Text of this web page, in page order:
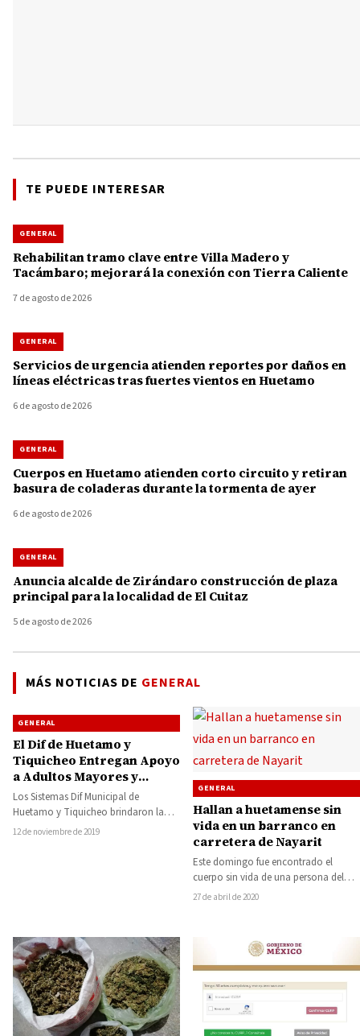
TE PUEDE INTERESAR
GENERAL
Rehabilitan tramo clave entre Villa Madero y
Tacámbaro; mejorará la conexión con Tierra Caliente
7 de agosto de 2026
GENERAL
Servicios de urgencia atienden reportes por daños en
líneas eléctricas tras fuertes vientos en Huetamo
6 de agosto de 2026
GENERAL
Cuerpos en Huetamo atienden corto circuito y retiran
basura de coladeras durante la tormenta de ayer
6 de agosto de 2026
GENERAL
Anuncia alcalde de Zirándaro construcción de plaza
principal para la localidad de El Cuitaz
5 de agosto de 2026
MÁS NOTICIAS DE GENERAL
GENERAL
El Dif de Huetamo y
Tiquicheo Entregan Apoyo
a Adultos Mayores y
Personas con
Discapacidad
Los Sistemas Dif Municipal de
Huetamo y Tiquicheo brindaron la
atención este lunes a 219 adultos
12 de noviembre de 2019
GENERAL
Hallan a huetamense sin
vida en un barranco en
carretera de Nayarit
Este domingo fue encontrado el
cuerpo sin vida de una persona del
sexo masculino, en un barranco en…
27 de abril de 2020